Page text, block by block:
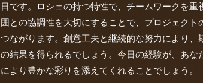
日です。ロシェの持つ特性で、チームワークを重
囲との協調性を大切にすることで、プロジェクト
つながります。創意工夫と継続的な努力により、
の結果を得られるでしょう。今日の経験が、あな
により豊かな彩りを添えてくれることでしょう。